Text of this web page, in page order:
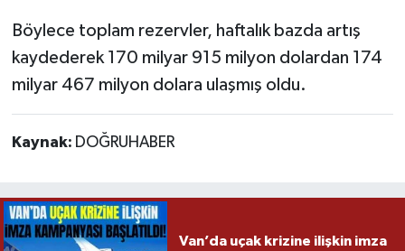
Böylece toplam rezervler, haftalık bazda artış
kaydederek 170 milyar 915 milyon dolardan 174
milyar 467 milyon dolara ulaşmış oldu.
Kaynak: DOĞRUHABER
Van’da uçak krizine ilişkin imza